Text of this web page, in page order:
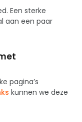
Een sterke
aan een paar
pagina’s
kunnen we deze